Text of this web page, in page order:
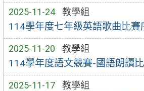
2025-11-24 教學組
114學年度七年級英語歌曲比賽
2025-11-20 教學組
114學年度語文競賽-國語朗讀
2025-11-17 教學組